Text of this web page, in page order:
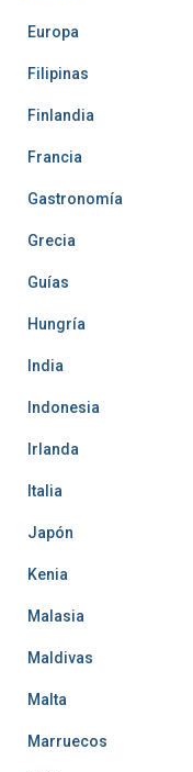
Europa
Filipinas
Finlandia
Francia
Gastronomía
Grecia
Guías
Hungría
India
Indonesia
Irlanda
Italia
Japón
Kenia
Malasia
Maldivas
Malta
Marruecos